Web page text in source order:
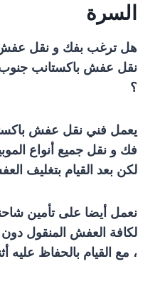
السرة
هل ترغب بفك و نقل
نقل عفش باكستانب جنوب
؟
يعمل فني نقل عفش
فك و نقل جميع أنواع
لكن بعد القيام بتغليف
نعمل أيضا على تأمين
لكافة العفش المنقول
، مع القيام بالحفاظ عليه